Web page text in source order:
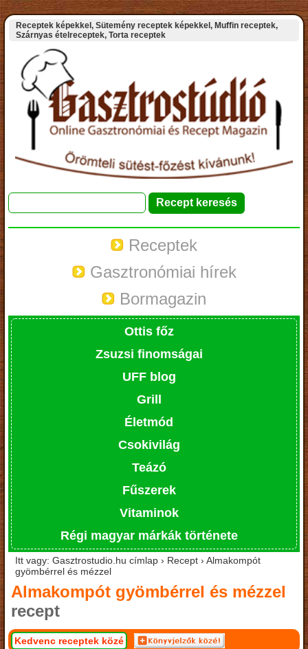
Receptek képekkel, Sütemény receptek képekkel, Muffin receptek,
Szárnyas ételreceptek, Torta receptek
Receptek
Gasztronómiai hírek
Bormagazin
Ottis főz
Zsuzsi finomságai
UFF blog
Grill
Életmód
Csokivilág
Teázó
Fűszerek
Vitaminok
Régi magyar márkák története
Itt vagy: Gasztrostudio.hu címlap › Recept › Almakompót
gyömbérrel és mézzel
Almakompót gyömbérrel és mézzel
recept
Kedvenc receptek közé